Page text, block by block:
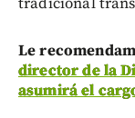
Le
director de la
asumirá el